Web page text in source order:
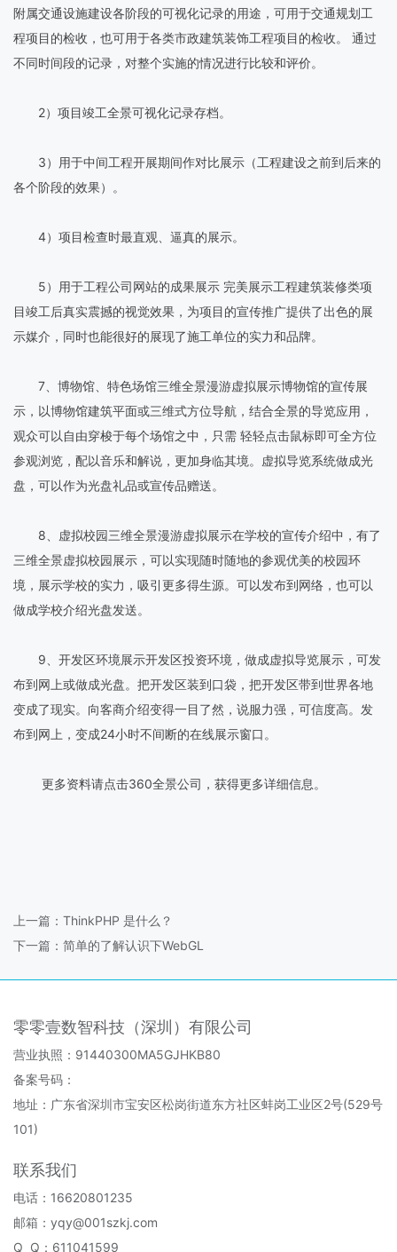
附属交通设施建设各阶段的可视化记录的用途，可用于交通规划工
程项目的检收，也可用于各类市政建筑装饰工程项目的检收。 通过
不同时间段的记录，对整个实施的情况进行比较和评价。
2）项目竣工全景可视化记录存档。
3）用于中间工程开展期间作对比展示（工程建设之前到后来的
各个阶段的效果）。
4）项目检查时最直观、逼真的展示。
5）用于工程公司网站的成果展示 完美展示工程建筑装修类项
目竣工后真实震撼的视觉效果，为项目的宣传推广提供了出色的展
示媒介，同时也能很好的展现了施工单位的实力和品牌。
7、博物馆、特色场馆三维全景漫游虚拟展示博物馆的宣传展
示，以博物馆建筑平面或三维式方位导航，结合全景的导览应用，
观众可以自由穿梭于每个场馆之中，只需 轻轻点击鼠标即可全方位
参观浏览，配以音乐和解说，更加身临其境。虚拟导览系统做成光
盘，可以作为光盘礼品或宣传品赠送。
8、虚拟校园三维全景漫游虚拟展示在学校的宣传介绍中，有了
三维全景虚拟校园展示，可以实现随时随地的参观优美的校园环
境，展示学校的实力，吸引更多得生源。可以发布到网络，也可以
做成学校介绍光盘发送。
9、开发区环境展示开发区投资环境，做成虚拟导览展示，可发
布到网上或做成光盘。把开发区装到口袋，把开发区带到世界各地
变成了现实。向客商介绍变得一目了然，说服力强，可信度高。发
布到网上，变成24小时不间断的在线展示窗口。
更多资料请点击360全景公司，获得更多详细信息。
上一篇： ThinkPHP 是什么？
下一篇： 简单的了解认识下WebGL
零零壹数智科技（深圳）有限公司
营业执照：91440300MA5GJHKB80
备案号码：
地址：广东省深圳市宝安区松岗街道东方社区蚌岗工业区2号(529号
101)
联系我们
电话：16620801235
邮箱：yqy@001szkj.com
Q Q：611041599